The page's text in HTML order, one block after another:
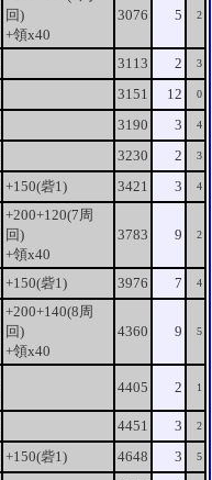
回)
+領x40
3076 5 2
3113 2 3
3151 12 0
3190 3 4
3230 2 3
+150(砦1) 3421 3 4
+200+120(7周
回)
+領x40
3783 9 2
+150(砦1) 3976 7 4
+200+140(8周
回)
+領x40
4360 9 5
4405 2 1
4451 3 2
+150(砦1) 4648 3 5